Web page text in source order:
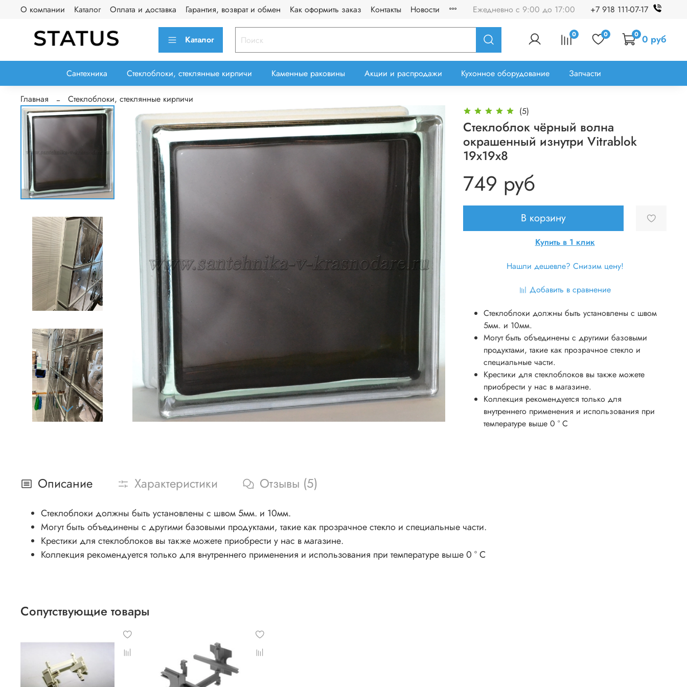
О компании Каталог Оплата и доставка Гарантия, возврат и обмен Как оформить заказ Контакты Новости Ежедневно с 9:00 до 17:00 +7 918 111-07-17
Каталог 0 0 0 0 руб
Сантехника Стеклоблоки, стеклянные кирпичи Каменные раковины Акции и распродажи Кухонное оборудование Запчасти
Главная
Стеклоблоки, стеклянные кирпичи
(5)
Стеклоблок чёрный волна
окрашенный изнутри Vitrablok
19x19x8
749 руб
В корзину
Купить в 1 клик
Нашли дешевле? Снизим цену!
Добавить в сравнение
Стеклоблоки должны быть установлены с швом
5мм. и 10мм.
Могут быть объединены с другими базовыми
продуктами, такие как прозрачное стекло и
специальные части.
Крестики для стеклоблоков вы также можете
приобрести у нас в магазине.
Коллекция рекомендуется только для
внутреннего применения и использования при
температуре выше 0 ° C
Описание Характеристики Отзывы (5)
Стеклоблоки должны быть установлены с швом 5мм. и 10мм.
Могут быть объединены с другими базовыми продуктами, такие как прозрачное стекло и специальные части.
Крестики для стеклоблоков вы также можете приобрести у нас в магазине.
Коллекция рекомендуется только для внутреннего применения и использования при температуре выше 0 ° C
Сопутствующие товары